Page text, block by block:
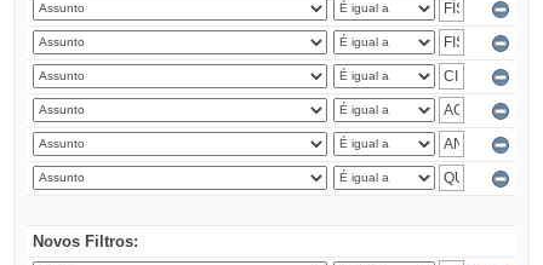
Novos Filtros: